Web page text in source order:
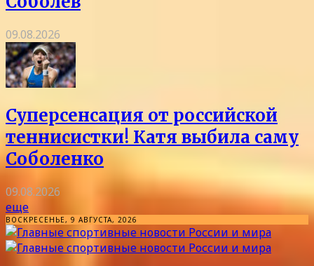
09.08.2026
Суперсенсация от российской
теннисистки! Катя выбила саму
Соболенко
09.08.2026
еще
ВОСКРЕСЕНЬЕ, 9 АВГУСТА, 2026